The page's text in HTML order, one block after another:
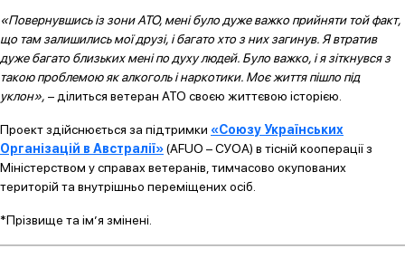
«Повернувшись із зони АТО, мені було дуже важко прийняти той факт,
що там залишились мої друзі, і багато хто з них загинув. Я втратив
дуже багато близьких мені по духу людей. Було важко, і я зіткнувся з
такою проблемою як алкоголь і наркотики. Моє життя пішло під
уклон», – ділиться ветеран АТО своєю життєвою історією.
Проект здійснюється за підтримки «Союзу Українських
Організацій в Австралії»(AFUO – СУОА) в тісній кооперації з
Міністерством у справах ветеранів, тимчасово окупованих
територій та внутрішньо переміщених осіб.
*Прізвище та ім’я змінені.